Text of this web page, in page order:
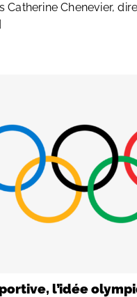
Catherine Chenevier,
l’idée